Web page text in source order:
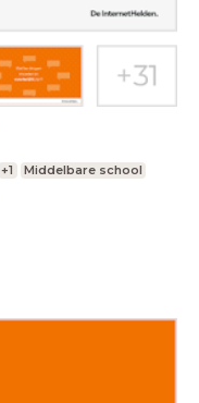
+1
Middelbare school